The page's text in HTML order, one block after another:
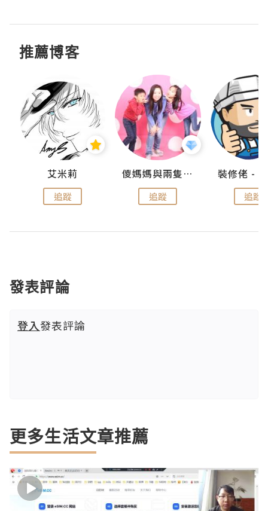
推薦博客
艾米莉
追蹤
儍媽媽與兩隻小魔怪之家
追蹤 追蹤
發表評論
登入發表評論
更多生活文章推薦